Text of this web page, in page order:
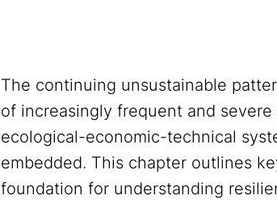
The continuing unsustainable
of increasingly frequent and
ecological-economic-technical
embedded. This chapter outlines
foundation for understanding